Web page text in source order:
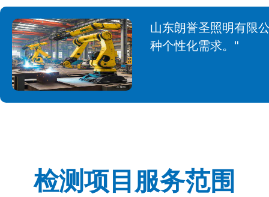
山东朗誉圣照明有限
种个性化需求。"
检测项目服务范围